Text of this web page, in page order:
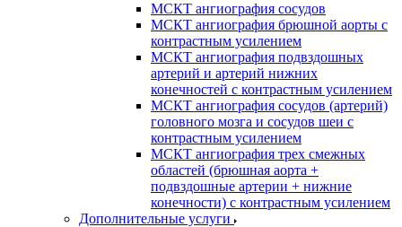
МСКТ ангиография сосудов
МСКТ ангиография брюшной аорты с
контрастным усилением
МСКТ ангиография подвздошных
артерий и артерий нижних
конечностей с контрастным усилением
МСКТ ангиография сосудов (артерий)
головного мозга и сосудов шеи с
контрастным усилением
МСКТ ангиография трех смежных
областей (брюшная аорта +
подвздошные артерии + нижние
конечности) с контрастным усилением
Дополнительные услуги